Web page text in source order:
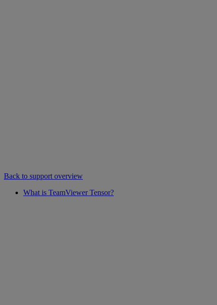
Back to support overview
What is TeamViewer Tensor?